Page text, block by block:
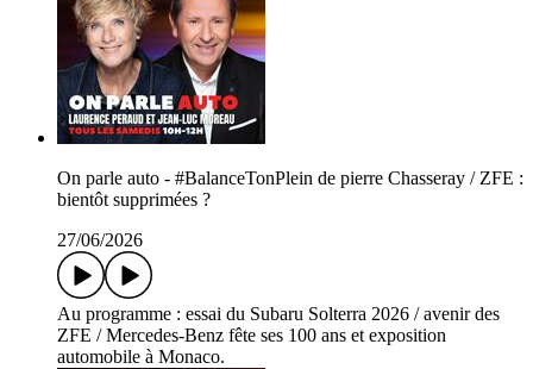
On parle auto - #BalanceTonPlein de pierre Chasseray / ZFE :
bientôt supprimées ?
27/06/2026
Au programme : essai du Subaru Solterra 2026 / avenir des
ZFE / Mercedes-Benz fête ses 100 ans et exposition
automobile à Monaco.